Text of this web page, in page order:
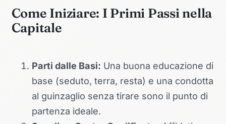
Come Iniziare: I Primi Passi nella
Capitale
Parti dalle Basi: Una buona educazione di
base (seduto, terra, resta) e una condotta
al guinzaglio senza tirare sono il punto di
partenza ideale.